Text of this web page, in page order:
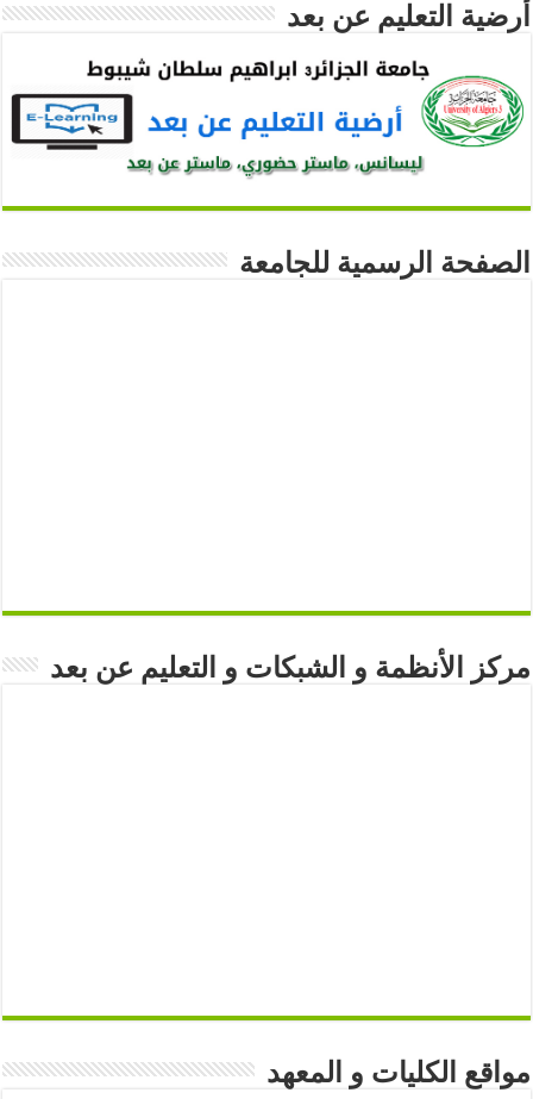
أرضية التعليم عن بعد
الصفحة الرسمية للجامعة
مركز الأنظمة و الشبكات و التعليم عن بعد
مواقع الكليات و المعهد